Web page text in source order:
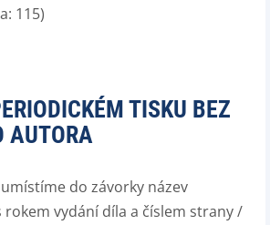
115)
TISKU BEZ
AUTORA
do závorky název
vydání díla a číslem strany /